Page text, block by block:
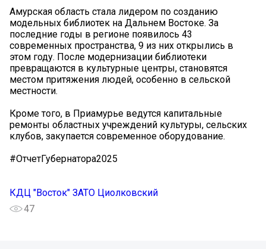
Амурская область стала лидером по созданию
модельных библиотек на Дальнем Востоке. За
последние годы в регионе появилось 43
современных пространства, 9 из них открылись в
этом году. После модернизации библиотеки
превращаются в культурные центры, становятся
местом притяжения людей, особенно в сельской
местности.
Кроме того, в Приамурье ведутся капитальные
ремонты областных учреждений культуры, сельских
клубов, закупается современное оборудование.
#ОтчетГубернатора2025
КДЦ "Восток" ЗАТО Циолковский
47